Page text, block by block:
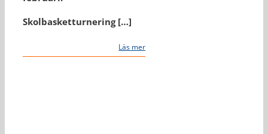
Skolbasketturnering […]
Läs mer